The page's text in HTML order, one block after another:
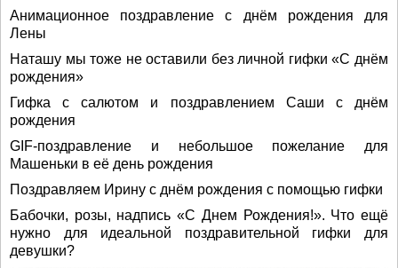
Анимационное поздравление с днём рождения для
Лены
Наташу мы тоже не оставили без личной гифки «С днём
рождения»
Гифка с салютом и поздравлением Саши с днём
рождения
GIF-поздравление и небольшое пожелание для
Машеньки в её день рождения
Поздравляем Ирину с днём рождения с помощью гифки
Бабочки, розы, надпись «С Днем Рождения!». Что ещё
нужно для идеальной поздравительной гифки для
девушки?